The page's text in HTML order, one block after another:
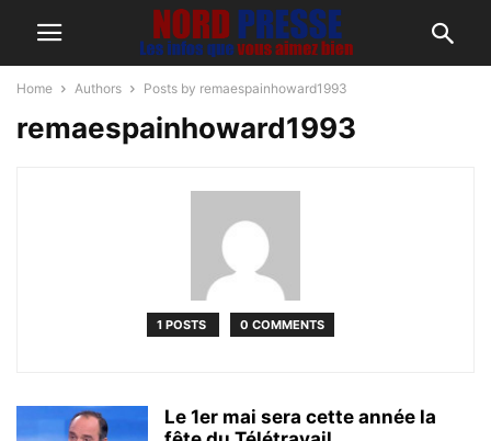
Home Authors Posts by remaespainhoward1993
remaespainhoward1993
1 POSTS 0 COMMENTS
Le 1er mai sera cette année la